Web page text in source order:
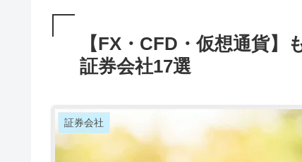
【FX・CFD・仮想通貨
証券会社17選
証券会社